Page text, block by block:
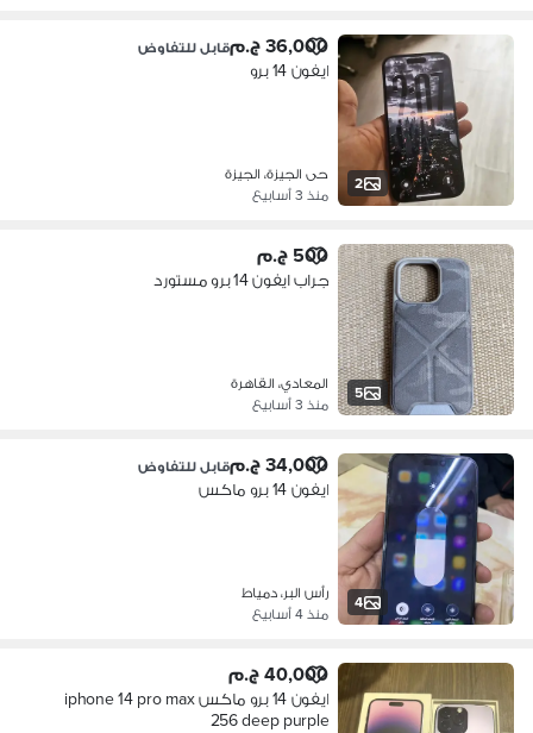
2
36,000 ج.م قابل للتفاوض
ايفون 14 برو
حى الجيزة، الجيزة
منذ 3 أسابيع
5
500 ج.م
جراب ايفون 14 برو مستورد
المعادي، القاهرة
منذ 3 أسابيع
4
34,000 ج.م قابل للتفاوض
ايفون 14 برو ماكس
رأس البر، دمياط
منذ 4 أسابيع
40,000 ج.م
ايفون 14 برو ماكس iphone 14 pro max
256 deep purple